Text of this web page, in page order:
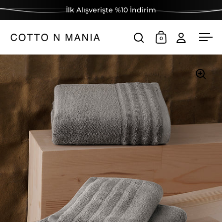
İlk Alışverişte %10 İndirim
Aramayı aç
Sepeti aç
0